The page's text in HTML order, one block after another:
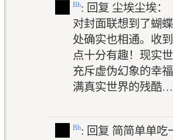
Bh: 回复 尘埃尘埃：
对封面联想到了蝴
处确实也相通。收
点十分有趣！现实
充斥虚伪幻象的幸
满真实世界的残酷
Bh: 回复 简简单单吃